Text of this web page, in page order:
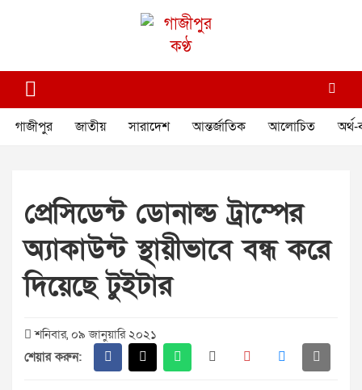
গাজীপুর কণ্ঠ
গাজীপুর জাতীয় সারাদেশ আন্তর্জাতিক আলোচিত অর্থ-
প্রেসিডেন্ট ডোনাল্ড ট্রাম্পের
অ্যাকাউন্ট স্থায়ীভাবে বন্ধ করে
দিয়েছে টুইটার
শনিবার, ০৯ জানুয়ারি ২০২১
শেয়ার করুন: